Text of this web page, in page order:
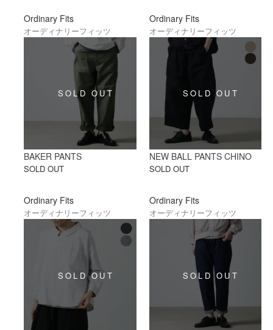
Ordinary Fits
オーディナリーフィッツ
BAKER PANTS
SOLD OUT
Ordinary Fits
オーディナリーフィッツ
NEW BALL PANTS CHINO
SOLD OUT
Ordinary Fits
オーディナリーフィッツ
Ordinary Fits
オーディナリーフィッツ